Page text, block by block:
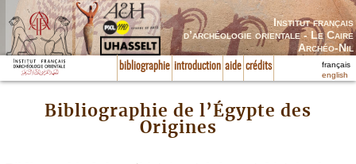
Institut français
d’archéologie orientale - Le Caire
Archéo-Nil
bibliographie introduction aide crédits
français
english
Bibliographie de l’Égypte des
Origines